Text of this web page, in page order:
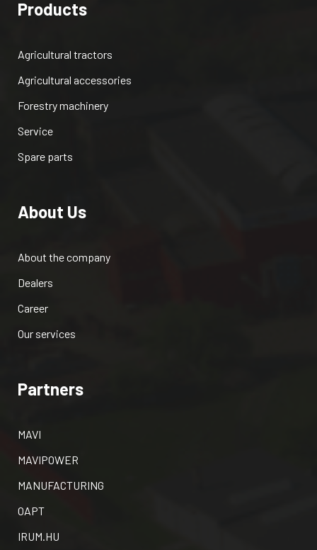
Products
Agricultural tractors
Agricultural accessories
Forestry machinery
Service
Spare parts
About Us
About the company
Dealers
Career
Our services
Partners
MAVI
MAVIPOWER
MANUFACTURING
OAPT
IRUM.HU